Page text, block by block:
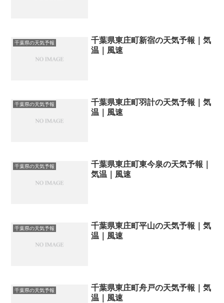
千葉県の天気予報
千葉県東庄町新宿の天気予報｜気
温｜風速
千葉県の天気予報
千葉県東庄町羽計の天気予報｜気
温｜風速
千葉県の天気予報
千葉県東庄町東今泉の天気予報｜
気温｜風速
千葉県の天気予報
千葉県東庄町平山の天気予報｜気
温｜風速
千葉県の天気予報
千葉県東庄町舟戸の天気予報｜気
温｜風速